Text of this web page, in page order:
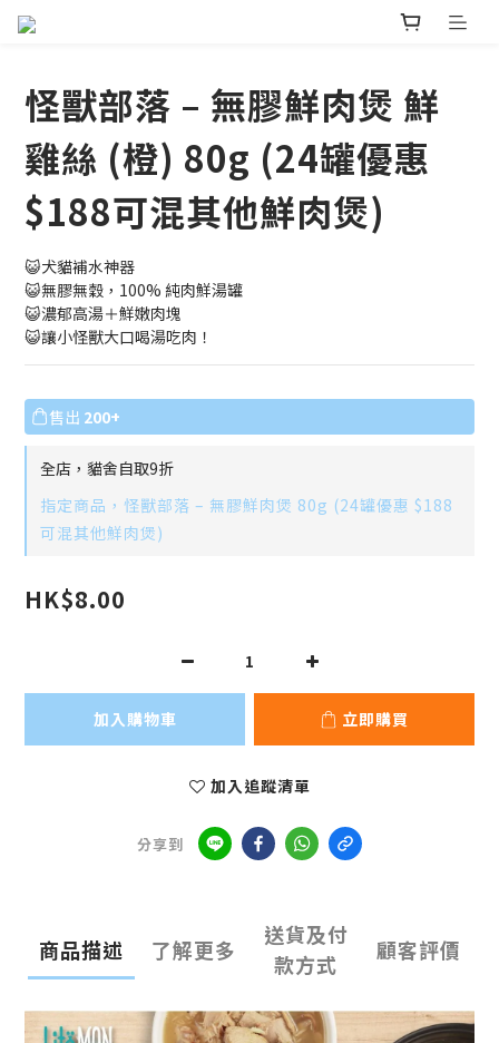
怪獸部落 – 無膠鮮肉煲 鮮
雞絲 (橙) 80g (24罐優惠
$188可混其他鮮肉煲)
😺犬貓補水神器
😺無膠無穀，100% 純肉鮮湯罐
😺濃郁高湯＋鮮嫩肉塊
😺讓小怪獸大口喝湯吃肉！
售出 200+
全店，貓舍自取9折
指定商品，怪獸部落 – 無膠鮮肉煲 80g (24罐優惠 $188
可混其他鮮肉煲)
HK$8.00
加入購物車 立即購買
加入追蹤清單
分享到
商品描述 了解更多
送貨及付
款方式
顧客評價